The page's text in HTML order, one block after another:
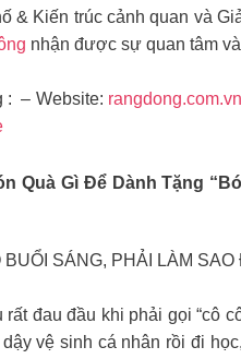
& Kiến trúc cảnh quan và
nhận được sự quan tâm
: – Website: rangdong.com.vn
Quà Gì Để Dành Tặng
SÁNG, PHẢI LÀM
đau đầu khi phải gọi “cô
vệ sinh cá nhân rồi đi